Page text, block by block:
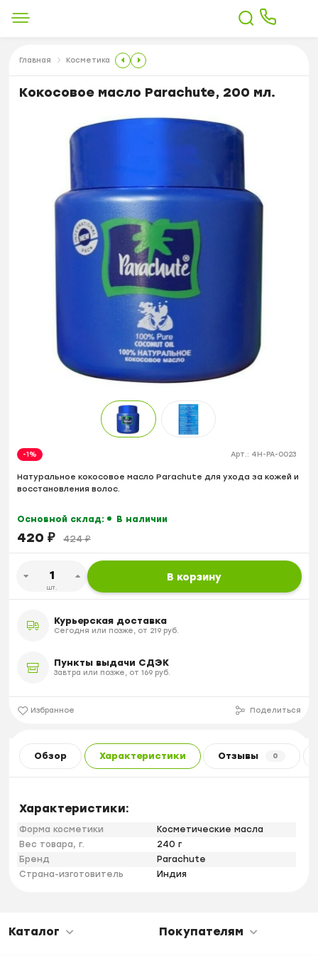
Главная Косметика
Кокосовое масло Parachute, 200 мл.
-1% Арт.: 4H-PA-0023
Натуральное кокосовое масло Parachute для ухода за кожей и
восстановления волос.
Основной склад: В наличии
420 ₽ 424₽
шт.
В корзину
Курьерская доставка
Сегодня или позже, от 219 руб.
Пункты выдачи СДЭК
Завтра или позже, от 169 руб.
Избранное Поделиться
Обзор Характеристики Отзывы 0
Характеристики:
Форма косметики
Косметические масла
Вес товара, г.
240 г
Бренд
Parachute
Страна-изготовитель
Индия
Каталог Покупателям